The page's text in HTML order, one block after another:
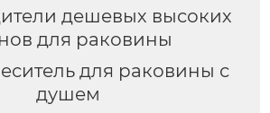
дешевых высоких
для раковины
для раковины с
душем